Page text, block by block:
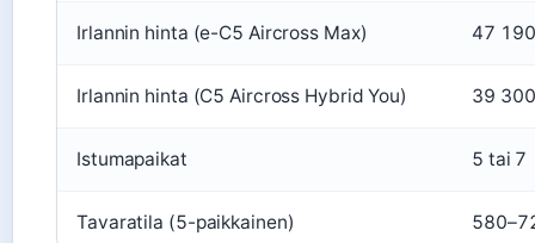
Irlannin hinta (e-C5 Aircross Max) 47
Irlannin hinta (C5 Aircross Hybrid You) 39
Istumapaikat 5 tai 7
Tavaratila (5-paikkainen)